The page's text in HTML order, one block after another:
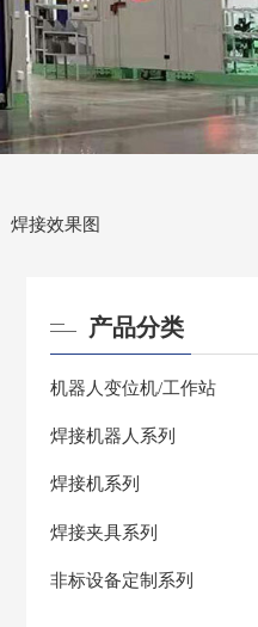
焊接效果图
产品分类
机器人变位机/工作站
焊接机器人系列
焊接机系列
焊接夹具系列
非标设备定制系列